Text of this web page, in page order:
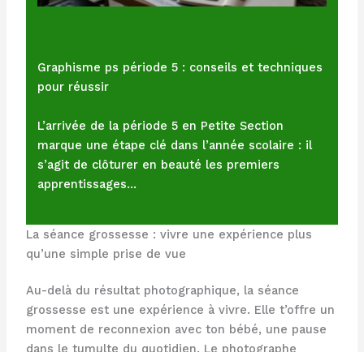
Graphisme ps période 5 : conseils et techniques
pour réussir
L’arrivée de la période 5 en Petite Section
marque une étape clé dans l’année scolaire : il
s’agit de clôturer en beauté les premiers
apprentissages…
La séance grossesse : vivre une expérience plus
qu’une simple prise de vue
Au-delà du résultat photographique, la séance
grossesse est une expérience à vivre. Elle t’offre un
moment de reconnexion avec ton bébé, une pause